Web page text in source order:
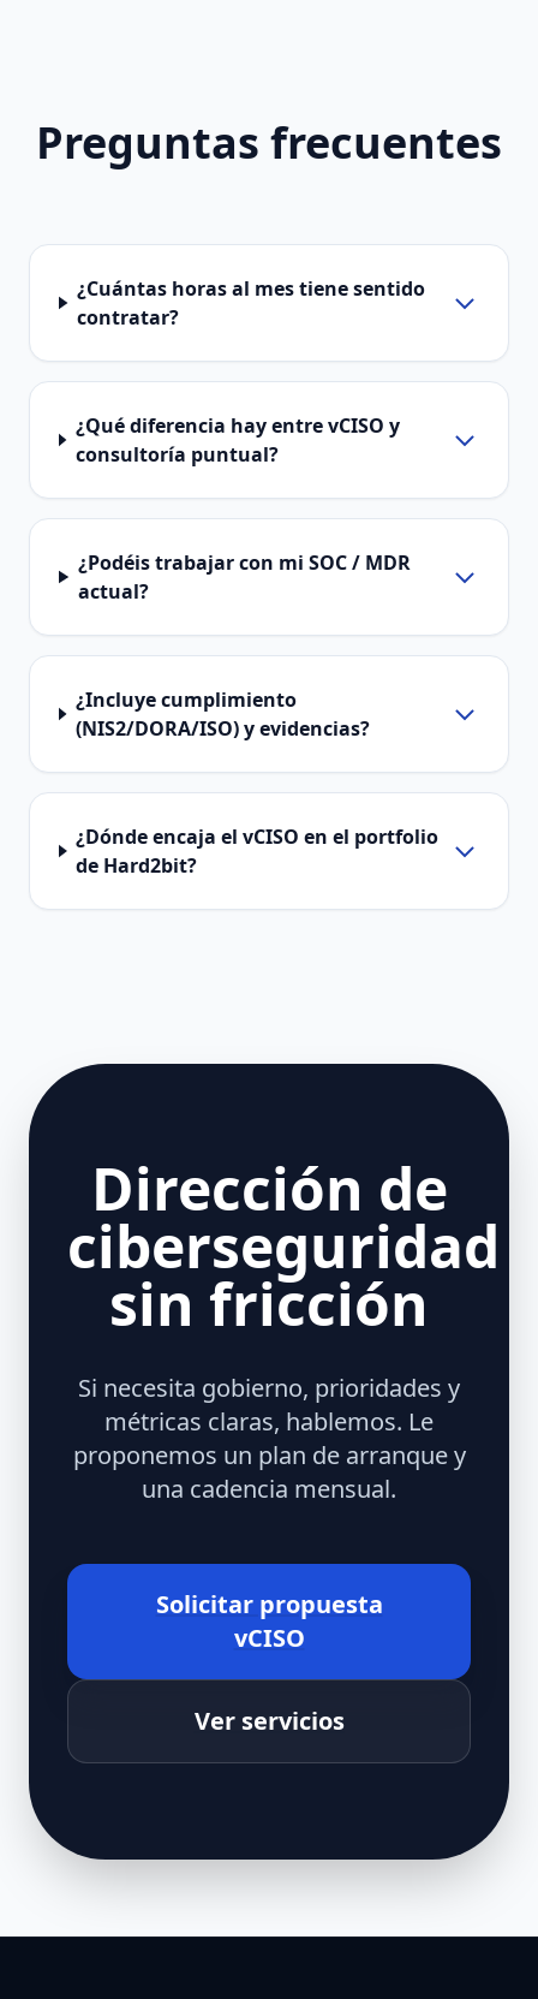
Preguntas frecuentes
¿Cuántas horas al mes tiene sentido
contratar?
¿Qué diferencia hay entre vCISO y
consultoría puntual?
¿Podéis trabajar con mi SOC / MDR
actual?
¿Incluye cumplimiento
(NIS2/DORA/ISO) y evidencias?
¿Dónde encaja el vCISO en el portfolio
de Hard2bit?
Dirección de
ciberseguridad
sin fricción
Si necesita gobierno, prioridades y
métricas claras, hablemos. Le
proponemos un plan de arranque y
una cadencia mensual.
Solicitar propuesta
vCISO
Ver servicios